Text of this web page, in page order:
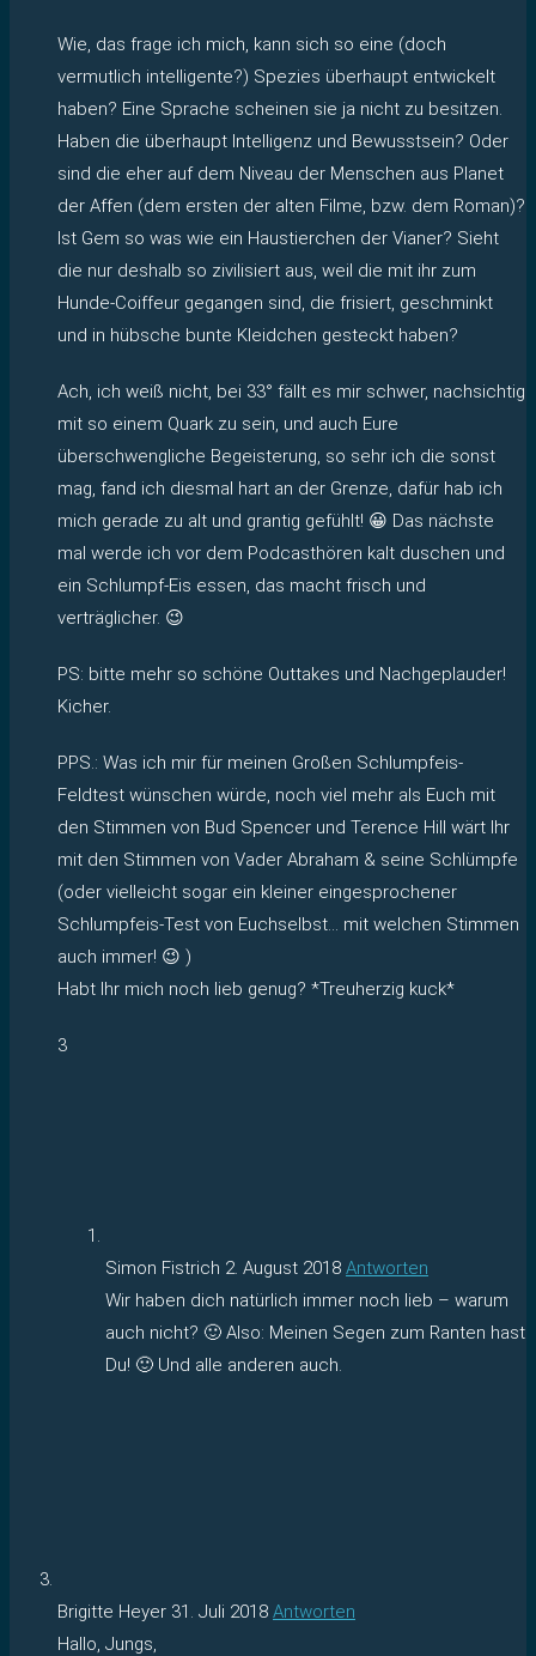
Wie, das frage ich mich, kann sich so eine (doch
vermutlich intelligente?) Spezies überhaupt entwickelt
haben? Eine Sprache scheinen sie ja nicht zu besitzen.
Haben die überhaupt Intelligenz und Bewusstsein? Oder
sind die eher auf dem Niveau der Menschen aus Planet
der Affen (dem ersten der alten Filme, bzw. dem Roman)?
Ist Gem so was wie ein Haustierchen der Vianer? Sieht
die nur deshalb so zivilisiert aus, weil die mit ihr zum
Hunde-Coiffeur gegangen sind, die frisiert, geschminkt
und in hübsche bunte Kleidchen gesteckt haben?
Ach, ich weiß nicht, bei 33° fällt es mir schwer, nachsichtig
mit so einem Quark zu sein, und auch Eure
überschwengliche Begeisterung, so sehr ich die sonst
mag, fand ich diesmal hart an der Grenze, dafür hab ich
mich gerade zu alt und grantig gefühlt! 😀 Das nächste
mal werde ich vor dem Podcasthören kalt duschen und
ein Schlumpf-Eis essen, das macht frisch und
verträglicher. 😉
PS: bitte mehr so schöne Outtakes und Nachgeplauder!
Kicher.
PPS.: Was ich mir für meinen Großen Schlumpfeis-
Feldtest wünschen würde, noch viel mehr als Euch mit
den Stimmen von Bud Spencer und Terence Hill wärt Ihr
mit den Stimmen von Vader Abraham & seine Schlümpfe
(oder vielleicht sogar ein kleiner eingesprochener
Schlumpfeis-Test von Euchselbst… mit welchen Stimmen
auch immer! 😉 )
Habt Ihr mich noch lieb genug? *Treuherzig kuck*
3
Simon Fistrich 2. August 2018 Antworten
Wir haben dich natürlich immer noch lieb – warum
auch nicht? 🙂 Also: Meinen Segen zum Ranten hast
Du! 🙂 Und alle anderen auch.
Brigitte Heyer 31. Juli 2018 Antworten
Hallo, Jungs,